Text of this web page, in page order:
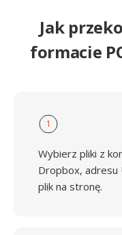
Jak
formacie
1
Wybierz pliki z
Dropbox, adresu
plik na stronę.